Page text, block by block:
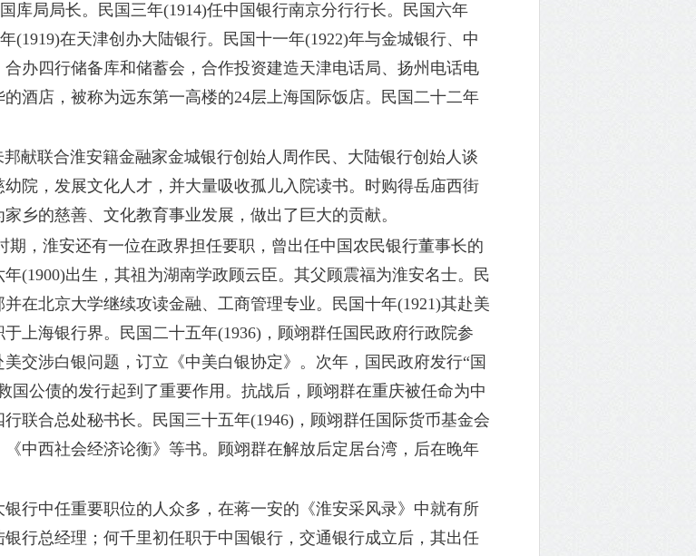
库局局长。民国三年(1914)任中国银行南京分行行长。民国六年
(1919)在天津创办大陆银行。民国十一年(1922)年与金城银行、中
办四行储备库和储蓄会，合作投资建造天津电话局、扬州电话电
酒店，被称为远东第一高楼的24层上海国际饭店。民国二十二年
献联合淮安籍金融家金城银行创始人周作民、大陆银行创始人谈
院，发展文化人才，并大量吸收孤儿入院读书。时购得岳庙西街
乡的慈善、文化教育事业发展，做出了巨大的贡献。
，淮安还有一位在政界担任要职，曾出任中国农民银行董事长的
年(1900)出生，其祖为湖南学政顾云臣。其父顾震福为淮安名士。民
在北京大学继续攻读金融、工商管理专业。民国十年(1921)其赴美
上海银行界。民国二十五年(1936)，顾翊群任国民政府行政院参
交涉白银问题，订立《中美白银协定》。次年，国民政府发行“国
国公债的发行起到了重要作用。抗战后，顾翊群在重庆被任命为中
联合总处秘书长。民国三十五年(1946)，顾翊群任国际货币基金会
中西社会经济论衡》等书。顾翊群在解放后定居台湾，后在晚年
中任重要职位的人众多，在蒋一安的《淮安采风录》中就有所
行总经理；何千里初任职于中国银行，交通银行成立后，其出任